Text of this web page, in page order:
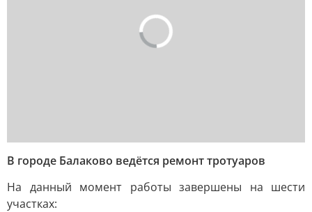
В городе Балаково ведётся ремонт тротуаров
На данный момент работы завершены на шести
участках: